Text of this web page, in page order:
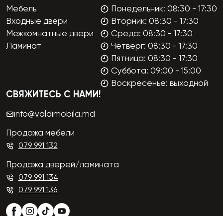
Мебель
Входные двери
Межкомнатные двери
Ламинат
Понедельник: 08:30 - 17:30
Вторник: 08:30 - 17:30
Среда: 08:30 - 17:30
Четверг: 08:30 - 17:30
Пятница: 08:30 - 17:30
Суббота: 09:00 - 15:00
Воскресенье: выходной
СВЯЖИТЕСЬ С НАМИ!
info@valdimobila.md
Продажа мебели
079 991 132
Продажа дверей/ламината
079 991 134
079 991 136